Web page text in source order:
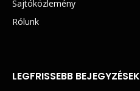
Sajtóközlemény
Rólunk
LEGFRISSEBB BEJEGYZÉSEK